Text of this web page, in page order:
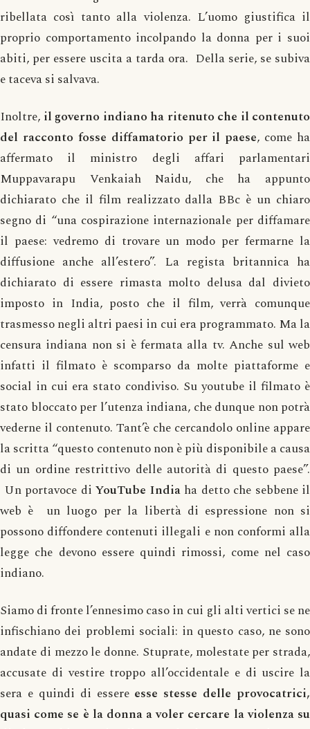
ribellata così tanto alla violenza. L’uomo giustifica il
proprio comportamento incolpando la donna per i suoi
abiti, per essere uscita a tarda ora. Della serie, se subiva
e taceva si salvava.
Inoltre, il governo indiano ha ritenuto che il contenuto
del racconto fosse diffamatorio per il paese, come ha
affermato il ministro degli affari parlamentari
Muppavarapu Venkaiah Naidu, che ha appunto
dichiarato che il film realizzato dalla BBc è un chiaro
segno di “una cospirazione internazionale per diffamare
il paese: vedremo di trovare un modo per fermarne la
diffusione anche all’estero”. La regista britannica ha
dichiarato di essere rimasta molto delusa dal divieto
imposto in India, posto che il film, verrà comunque
trasmesso negli altri paesi in cui era programmato. Ma la
censura indiana non si è fermata alla tv. Anche sul web
infatti il filmato è scomparso da molte piattaforme e
social in cui era stato condiviso. Su youtube il filmato è
stato bloccato per l’utenza indiana, che dunque non potrà
vederne il contenuto. Tant’è che cercandolo online appare
la scritta “questo contenuto non è più disponibile a causa
di un ordine restrittivo delle autorità di questo paese”.
Un portavoce di YouTube Indiaha detto che sebbene il
web è un luogo per la libertà di espressione non si
possono diffondere contenuti illegali e non conformi alla
legge che devono essere quindi rimossi, come nel caso
indiano.
Siamo di fronte l’ennesimo caso in cui gli alti vertici se ne
infischiano dei problemi sociali: in questo caso, ne sono
andate di mezzo le donne. Stuprate, molestate per strada,
accusate di vestire troppo all’occidentale e di uscire la
sera e quindi di essere esse stesse delle provocatrici,
quasi come se è la donna a voler cercare la violenza su